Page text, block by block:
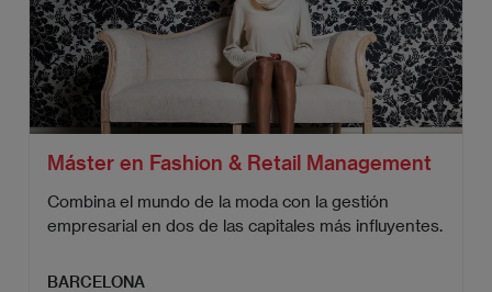
Máster en Fashion & Retail Management
Combina el mundo de la moda con la gestión
empresarial en dos de las capitales más influyentes.
BARCELONA